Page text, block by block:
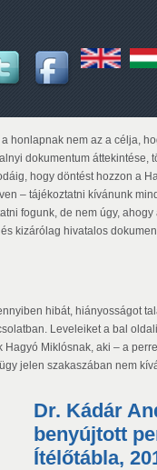
honlapnak nem az a célja,
dokumentum áttekintése,
hogy döntést hozzon a
– tájékoztatni kívánunk
fogunk, de nem úgy,
kizárólag hivatalos
hibát, hiányosságot
Leveleiket a bal
Miklósnak, aki – a
jelen szakaszában nem
Dr. Kádár
benyújtott
Ítélőtábla,